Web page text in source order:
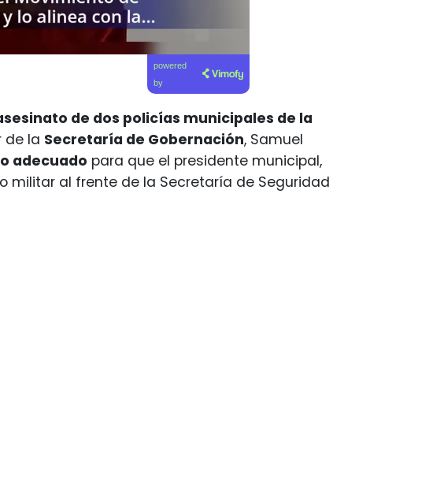
powered
by
de dos policías municipales de la
de la Secretaría de Gobernación, Samuel
adecuado para que el presidente municipal,
militar al frente de la Secretaría de Seguridad